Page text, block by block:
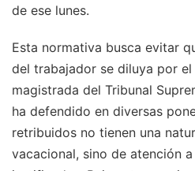
de ese lunes.
Esta normativa busca evitar
del trabajador se diluya por
magistrada del Tribunal
ha defendido en diversas
retribuidos no tienen una
vacacional, sino de atención